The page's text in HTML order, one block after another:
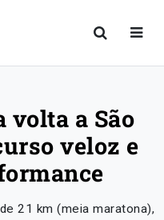
volta a São
veloz e
21 km (meia maratona),